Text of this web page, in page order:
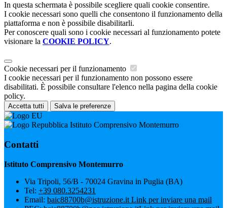
In questa schermata è possibile scegliere quali cookie consentire.
I cookie necessari sono quelli che consentono il funzionamento della
piattaforma e non è possibile disabilitarli.
Per conoscere quali sono i cookie necessari al funzionamento potete
visionare la COOKIE POLICY.
Cookie necessari per il funzionamento
I cookie necessari per il funzionamento non possono essere
disabilitati. È possibile consultare l'elenco nella pagina della cookie
policy.
Accetta tutti Salva le preferenze
Istituto Comprensivo Montemurro
Contatti
Istituto Comprensivo Montemurro
Via Tripoli, 56/B - 70024 Gravina in Puglia (BA)
Tel: +39 080.3254231
Email: baic88700b@istruzione.it Link per inviare una mail